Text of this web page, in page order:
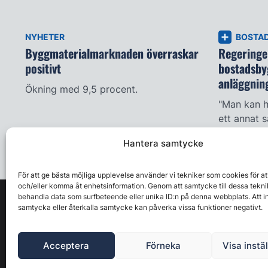
Hantera samtycke
För att ge bästa möjliga upplevelse använder vi tekniker som cookies för
och/eller komma åt enhetsinformation. Genom att samtycke till dessa
behandla data som surfbeteende eller unika ID:n på denna webbplats. Att
samtycka eller återkalla samtycke kan påverka vissa funktioner negativt.
Acceptera Förneka Visa
NYHETER
Byggmaterialmarknaden överraskar
positivt
Ökning med 9,5 procent.
"Man kan
ett annat